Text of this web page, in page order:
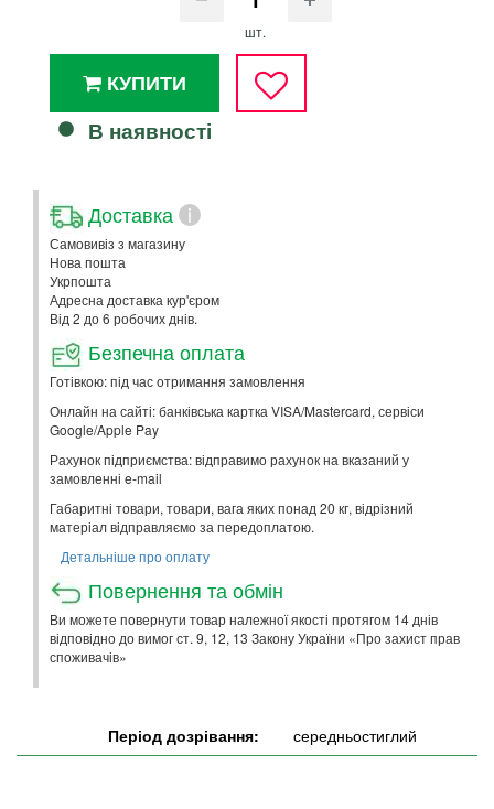
шт.
КУПИТИ
В наявності
Доставка i
Самовивіз з магазину
Нова пошта
Укрпошта
Адресна доставка кур'єром
Від 2 до 6 робочих днів.
Безпечна оплата
Готівкою: під час отримання замовлення
Онлайн на сайті: банківська картка VISA/Mastercard, сервіси
Google/Apple Pay
Рахунок підприємства: відправимо рахунок на вказаний у
замовленні e-mail
Габаритні товари, товари, вага яких понад 20 кг, відрізний
матеріал відправляємо за передоплатою.
Детальніше про оплату
Повернення та обмін
Ви можете повернути товар належної якості протягом 14 днів
відповідно до вимог ст. 9, 12, 13 Закону України «Про захист прав
споживачів»
Період дозрівання: середньостиглий